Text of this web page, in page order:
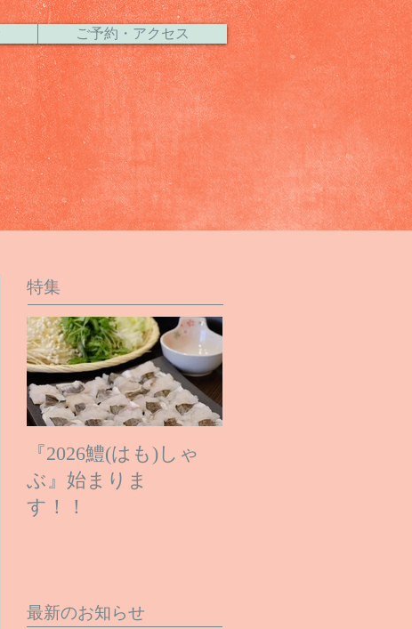
ご予約・アクセス
特集
『2026鱧(はも)しゃ
ぶ』始まりま
す！！
最新のお知らせ